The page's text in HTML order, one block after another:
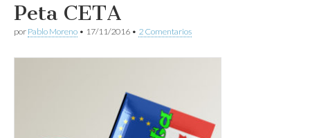
Peta CETA
por Pablo Moreno • 17/11/2016 • 2 Comentarios